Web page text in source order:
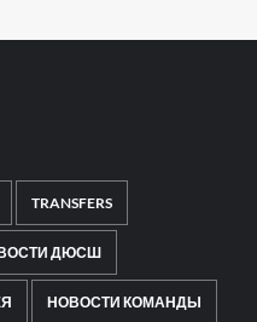
TRANSFERS
ДЮСШ
НОВОСТИ КОМАНДЫ